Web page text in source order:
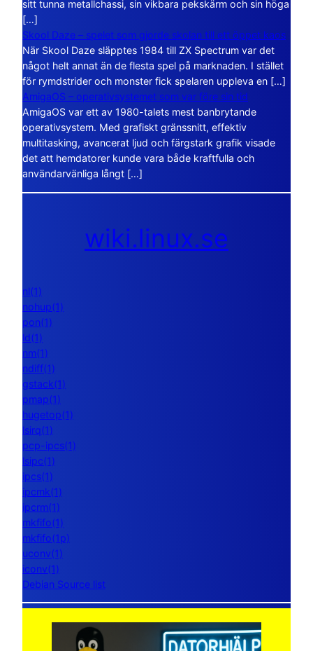
sitt tunna metallchassi, sin vikbara pekskärm och sin höga
[…]
Skool Daze – spelet som gjorde skolan till ett öppet kaos
När Skool Daze släpptes 1984 till ZX Spectrum var det
något helt annat än de flesta spel på marknaden. I stället
för rymdstrider och monster fick spelaren uppleva en […]
AmigaOS – operativsystemet som var före sin tid
AmigaOS var ett av 1980-talets mest banbrytande
operativsystem. Med grafiskt gränssnitt, effektiv
multitasking, avancerat ljud och färgstark grafik visade
det att hemdatorer kunde vara både kraftfulla och
användarvänliga långt […]
wiki.linux.se
nl(1)
nohup(1)
pon(1)
ld(1)
nm(1)
ndiff(1)
gstack(1)
pmap(1)
hugetop(1)
lsirq(1)
pcp-ipcs(1)
lsipc(1)
ipcs(1)
ipcmk(1)
ipcrm(1)
mkfifo(1)
mkfifo(1p)
uconv(1)
iconv(1)
Debian Source list